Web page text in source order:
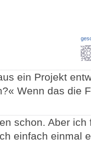
ein Projekt
Wenn das die
schon. Aber
einfach einmal